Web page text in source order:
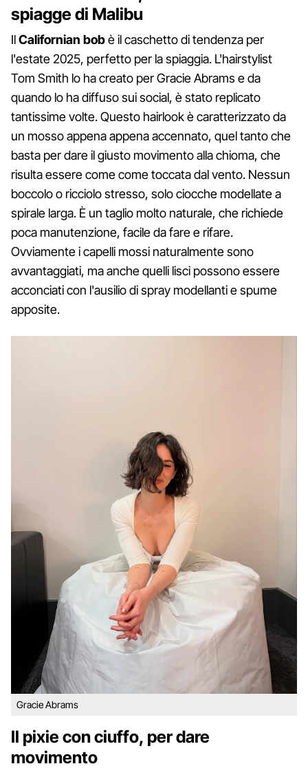
spiagge di Malibu
IlCalifornian bobè il caschetto di tendenza per
l'estate 2025, perfetto per la spiaggia. L'hairstylist
Tom Smith lo ha creato per Gracie Abrams e da
quando lo ha diffuso sui social, è stato replicato
tantissime volte. Questo hairlook è caratterizzato da
un mosso appena appena accennato, quel tanto che
basta per dare il giusto movimento alla chioma, che
risulta essere come come toccata dal vento. Nessun
boccolo o ricciolo stresso, solo ciocche modellate a
spirale larga. È un taglio molto naturale, che richiede
poca manutenzione, facile da fare e rifare.
Ovviamente i capelli mossi naturalmente sono
avvantaggiati, ma anche quelli lisci possono essere
acconciati con l'ausilio di spray modellanti e spume
apposite.
Gracie Abrams
Il pixie con ciuffo, per dare
movimento